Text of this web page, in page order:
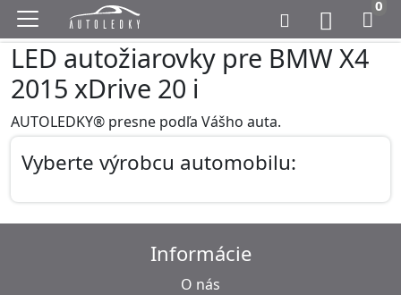
0
LED autožiarovky pre BMW X4
2015 xDrive 20 i
AUTOLEDKY® presne podľa Vášho auta.
Vyberte výrobcu automobilu:
Informácie
O nás